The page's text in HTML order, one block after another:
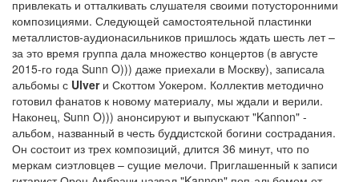
привлекать и отталкивать слушателя своими потусторонними
композициями. Следующей самостоятельной пластинки
металлистов-аудионасильников пришлось ждать шесть лет –
за это время группа дала множество концертов (в августе
2015-го года Sunn O))) даже приехали в Москву), записала
альбомы с Ulverи Скоттом Уокером. Коллектив методично
готовил фанатов к новому материалу, мы ждали и верили.
Наконец, Sunn O))) анонсируют и выпускают "Kannon" -
альбом, названный в честь буддистской богини сострадания.
Он состоит из трех композиций, длится 36 минут, что по
меркам сиэтловцев – сущие мелочи. Приглашенный к записи